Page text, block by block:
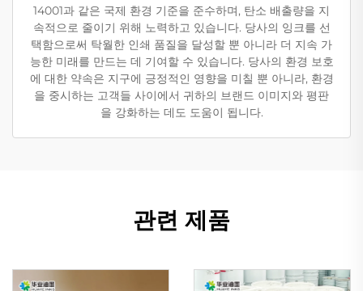
14001과 같은 국제 환경 기준을 준수하며, 탄소 배출량을 지
속적으로 줄이기 위해 노력하고 있습니다. 당사의 잉크를 선
택함으로써 탁월한 인쇄 품질을 달성할 뿐 아니라 더 지속 가
능한 미래를 만드는 데 기여할 수 있습니다. 당사의 환경 보호
에 대한 약속은 지구에 긍정적인 영향을 미칠 뿐 아니라, 환경
을 중시하는 고객들 사이에서 귀하의 브랜드 이미지와 평판
을 강화하는 데도 도움이 됩니다.
관련 제품